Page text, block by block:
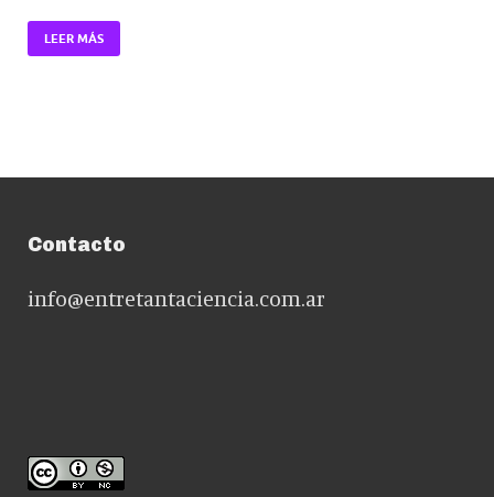
LEER MÁS
Contacto
info@entretantaciencia.com.ar